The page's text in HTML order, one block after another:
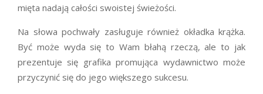
mięta nadają całości swoistej świeżości.
Na słowa pochwały zasługuje również okładka krążka.
Być może wyda się to Wam błahą rzeczą, ale to jak
prezentuje się grafika promująca wydawnictwo może
przyczynić się do jego większego sukcesu.